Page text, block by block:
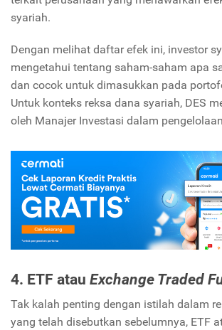
syariah.
Dengan melihat daftar efek ini, investor
mengetahui tentang saham-saham apa
dan cocok untuk dimasukkan pada
Untuk konteks reksa dana syariah, DES
oleh Manajer Investasi dalam
4. ETF atau Exchange Traded
Tak kalah penting dengan istilah dalam
yang telah disebutkan sebelumnya, ETF